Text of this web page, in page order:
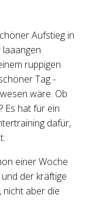
Aufstieg in
ruppigen
Tag -
wäre. Ob
Es hat für ein
dafür,
einer Woche
der kräftige
nicht aber die